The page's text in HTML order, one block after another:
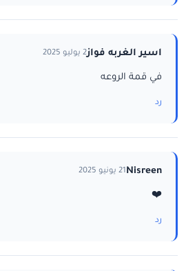
اسير الغربه فواز2 يوليو 2025
في قمة الروعه
رد
Nisreen21 يونيو 2025
❤️
رد